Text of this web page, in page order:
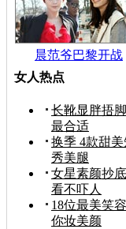
晨范爷巴黎开战
女人热点
长靴显胖捂
最合适
换季 4款甜
秀美腿
女星素颜抄
看不吓人
18位最美笑
你妆美颜